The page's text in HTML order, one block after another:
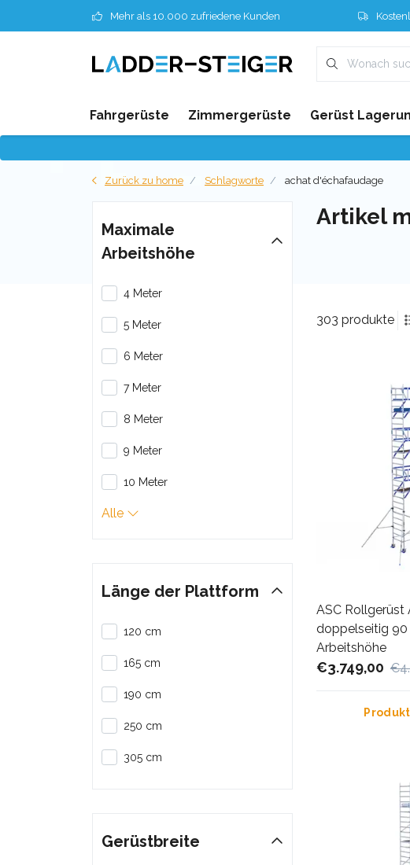
Mehr als 10.000 zufriedene Kunden
Fahrgerüste Zimmergerüste Gerüst
Zurück zu home Schlagworte achat d'échafaudage
Artikel
303 produkte
ASC Rollgerüst
doppelseitig 90
Arbeitshöhe
€3.749,00
Maximale
Arbeitshöhe
4 Meter
5 Meter
6 Meter
7 Meter
8 Meter
9 Meter
10 Meter
Alle
Länge der Plattform
120 cm
165 cm
190 cm
250 cm
305 cm
Gerüstbreite